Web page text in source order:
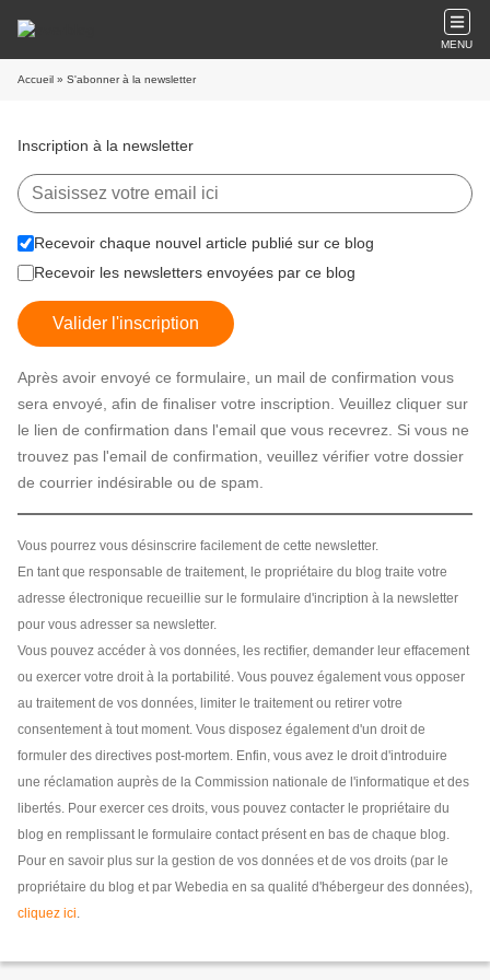
MENU
Accueil » S'abonner à la newsletter
Inscription à la newsletter
Recevoir chaque nouvel article publié sur ce blog
Recevoir les newsletters envoyées par ce blog
Valider l'inscription
Après avoir envoyé ce formulaire, un mail de confirmation vous
sera envoyé, afin de finaliser votre inscription. Veuillez cliquer sur
le lien de confirmation dans l'email que vous recevrez. Si vous ne
trouvez pas l'email de confirmation, veuillez vérifier votre dossier
de courrier indésirable ou de spam.
Vous pourrez vous désinscrire facilement de cette newsletter.
En tant que responsable de traitement, le propriétaire du blog traite votre
adresse électronique recueillie sur le formulaire d'incription à la newsletter
pour vous adresser sa newsletter.
Vous pouvez accéder à vos données, les rectifier, demander leur effacement
ou exercer votre droit à la portabilité. Vous pouvez également vous opposer
au traitement de vos données, limiter le traitement ou retirer votre
consentement à tout moment. Vous disposez également d'un droit de
formuler des directives post-mortem. Enfin, vous avez le droit d'introduire
une réclamation auprès de la Commission nationale de l'informatique et des
libertés. Pour exercer ces droits, vous pouvez contacter le propriétaire du
blog en remplissant le formulaire contact présent en bas de chaque blog.
Pour en savoir plus sur la gestion de vos données et de vos droits (par le
propriétaire du blog et par Webedia en sa qualité d'hébergeur des données),
cliquez ici.